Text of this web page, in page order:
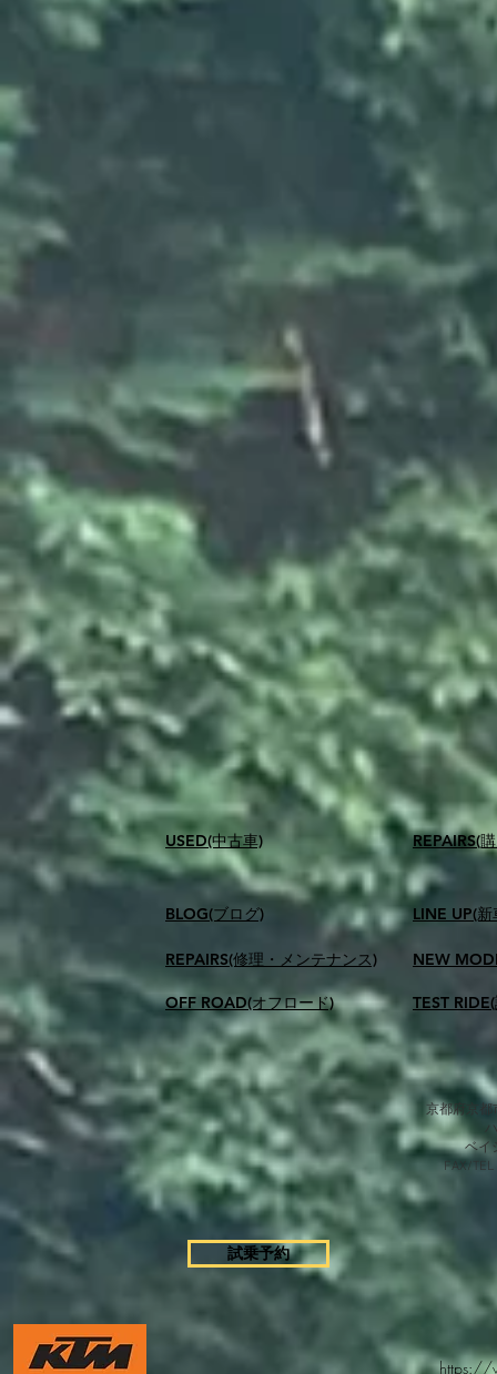
USED(中古車)
BLOG(ブログ)
REPAIRS(修理・メンテナンス)
OFF ROAD(オフロード)
​REPAIRS(
LINE UP(
NEW
TEST
京都府京都
ベイ
FAX/TEL
試乗予約
https://